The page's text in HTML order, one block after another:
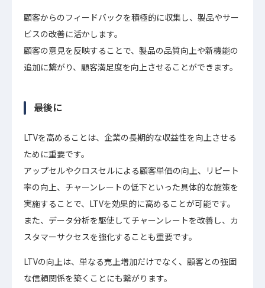
顧客からのフィードバックを積極的に収集し、製品やサー
ビスの改善に活かします。
顧客の意見を反映することで、製品の品質向上や新機能の
追加に繋がり、顧客満足度を向上させることができます。
最後に
LTVを高めることは、企業の長期的な収益性を向上させる
ために重要です。
アップセルやクロスセルによる顧客単価の向上、リピート
率の向上、チャーンレートの低下といった具体的な施策を
実施することで、LTVを効果的に高めることが可能です。
また、データ分析を駆使してチャーンレートを改善し、カ
スタマーサクセスを強化することも重要です。
LTVの向上は、単なる売上増加だけでなく、顧客との強固
な信頼関係を築くことにも繋がります。